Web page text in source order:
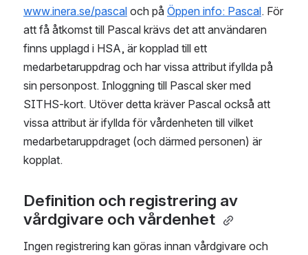
www.inera.se/pascal och på Öppen info: Pascal. För
att få åtkomst till Pascal krävs det att användaren
finns upplagd i HSA, är kopplad till ett
medarbetaruppdrag och har vissa attribut ifyllda på
sin personpost. Inloggning till Pascal sker med
SITHS-kort. Utöver detta kräver Pascal också att
vissa attribut är ifyllda för vårdenheten till vilket
medarbetaruppdraget (och därmed personen) är
kopplat.
Definition och registrering av
vårdgivare och vårdenhet
Ingen registrering kan göras innan vårdgivare och